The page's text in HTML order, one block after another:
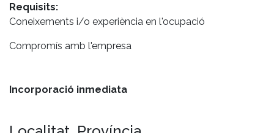
Requisits:
Coneixements i/o experiència en l'ocupació
Compromís amb l'empresa
Incorporació inmediata